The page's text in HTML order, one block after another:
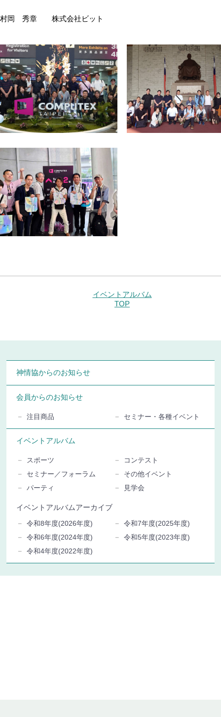
村岡 秀章 株式会社ビット
イベントアルバム
TOP
神情協からのお知らせ
会員からのお知らせ
注目商品 セミナー・各種イベント
イベントアルバム
スポーツ
コンテスト
セミナー／フォーラム
その他イベント
パーティ
見学会
イベントアルバムアーカイブ
令和8年度(2026年度)
令和7年度(2025年度)
令和6年度(2024年度)
令和5年度(2023年度)
令和4年度(2022年度)